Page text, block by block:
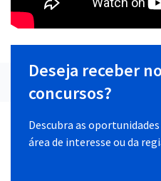
Deseja receber
concursos?
Descubra as
área de interesse ou da